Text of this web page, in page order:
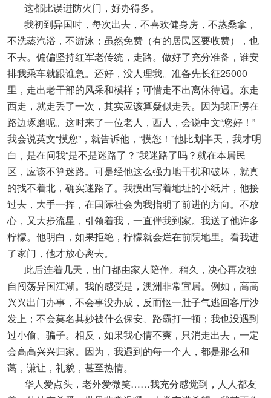
这都比误进防火门，好办得多。
我初到异国时，每次出去，不喜欢健身房，不蒸桑拿，
不洗蒸汽浴，不游泳；虽然免费（有的居民区要收费），也
不去。偏偏坚持红军老传统，走路。做好了充分准备，谁安
排我乘车就跟谁急。还好，没人理我。准备先长征25000
里，走出老干部的风采和模样；可惜走不出离休待遇。东走
西走，就走丢了一次，其实应该算疑似走丢。因为我正愣在
路边琢磨呢。这时来了一位老人，西人，会说中文“您好！”
我会说英文“摸您”，就告诉他，“摸您！”他比划半天，我才明
白，是在问我“是不是迷路了？”我迷路了吗？就在本居民
区，应该不算迷路。可是经他这么强力地干扰和破坏，就真
的找不着北，确实迷路了。我摸出写着地址的小纸片，他接
过去，大手一挥，在国际社会为我指明了前进的方向。不放
心，又大步流星，引领着我，一直伴我到家。我送了他许多
柠檬。他明白，如果拒绝，柠檬就会烂在前院地里。看我进
了家门，他才放心离去。
此后连着几天，出门都由家人陪伴。稍久，决心再次独
自闯荡异国江湖。我的感受是，澳洲非常宜居。例如，高高
兴兴出门办事，不会事没办成，反而怄一肚子气逃回客厅沙
发上；不会莫名其妙被什么保安、路霸打一顿；我也没遇到
过小偷、骗子。相反，如果我心情不爽，只消走出去，一定
会高高兴兴归家。因为，我遇到的每一个人，都是那么和
蔼，谦让，礼貌，甚至热情。
华人爱点头，老外爱微笑……我充分感觉到，人人都友